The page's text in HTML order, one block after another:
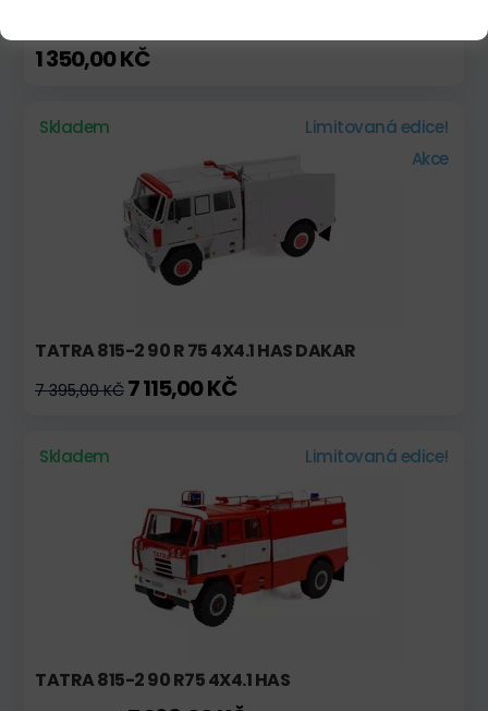
1 350,00 KČ
Skladem
Limitovaná edice!
Akce
TATRA 815-2 90 R 75 4X4.1 HAS DAKAR
7 395,00 KČ 7 115,00 KČ
Skladem Limitovaná edice!
TATRA 815-2 90 R75 4X4.1 HAS